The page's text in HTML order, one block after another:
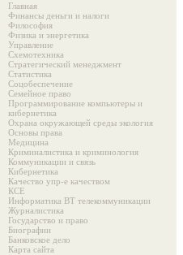
Главная
Финансы деньги и налоги
Философия
Физика и энергетика
Управление
Схемотехника
Стратегический менеджмент
Статистика
Соцобеспечение
Семейное право
Программирование компьютеры и
кибернетика
Охрана окружающей среды экология
Основы права
Медицина
Криминалистика и криминология
Коммуникации и связь
Кибернетика
Качество упр-е качеством
КСЕ
Информатика ВТ телекоммуникации
Журналистика
Государство и право
Биографии
Банковское дело
Карта сайта